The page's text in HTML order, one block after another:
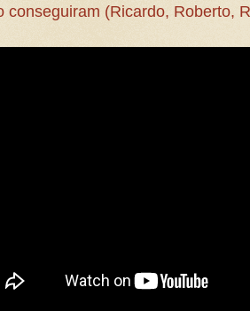
conseguiram (Ricardo, Roberto,